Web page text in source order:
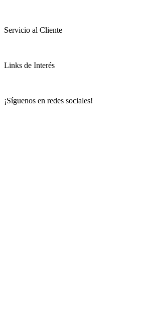
Servicio al Cliente
Links de Interés
¡Síguenos en redes sociales!